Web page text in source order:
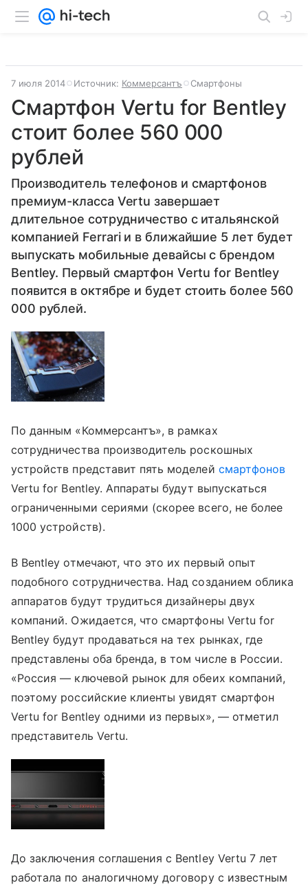
7 июля 2014 Источник: Коммерсантъ Смартфоны
Смартфон Vertu for Bentley
стоит более 560 000
рублей
Производитель телефонов и смартфонов
премиум-класса Vertu завершает
длительное сотрудничество с итальянской
компанией Ferrari и в ближайшие 5 лет будет
выпускать мобильные девайсы с брендом
Bentley. Первый смартфон Vertu for Bentley
появится в октябре и будет стоить более 560
000 рублей.
По данным «Коммерсантъ», в рамках
сотрудничества производитель роскошных
устройств представит пять моделей смартфонов
Vertu for Bentley. Аппараты будут выпускаться
ограниченными сериями (скорее всего, не более
1000 устройств).
В Bentley отмечают, что это их первый опыт
подобного сотрудничества. Над созданием облика
аппаратов будут трудиться дизайнеры двух
компаний. Ожидается, что смартфоны Vertu for
Bentley будут продаваться на тех рынках, где
представлены оба бренда, в том числе в России.
«Россия — ключевой рынок для обеих компаний,
поэтому российские клиенты увидят смартфон
Vertu for Bentley одними из первых», — отметил
представитель Vertu.
До заключения соглашения с Bentley Vertu 7 лет
работала по аналогичному договору с известным